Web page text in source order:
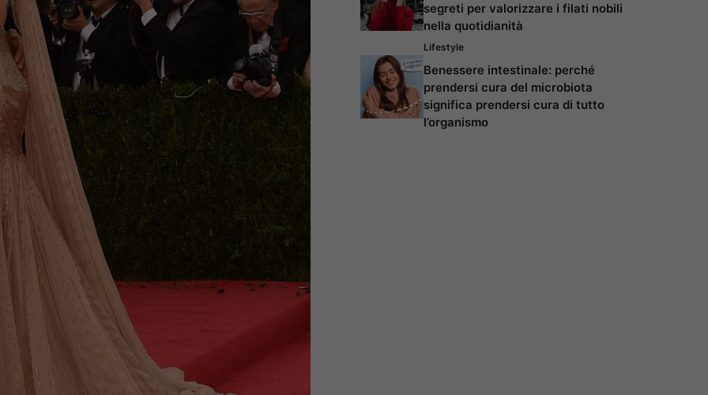
segreti per valorizzare i filati nobili
nella quotidianità
Lifestyle
Benessere intestinale: perché
prendersi cura del microbiota
significa prendersi cura di tutto
l’organismo